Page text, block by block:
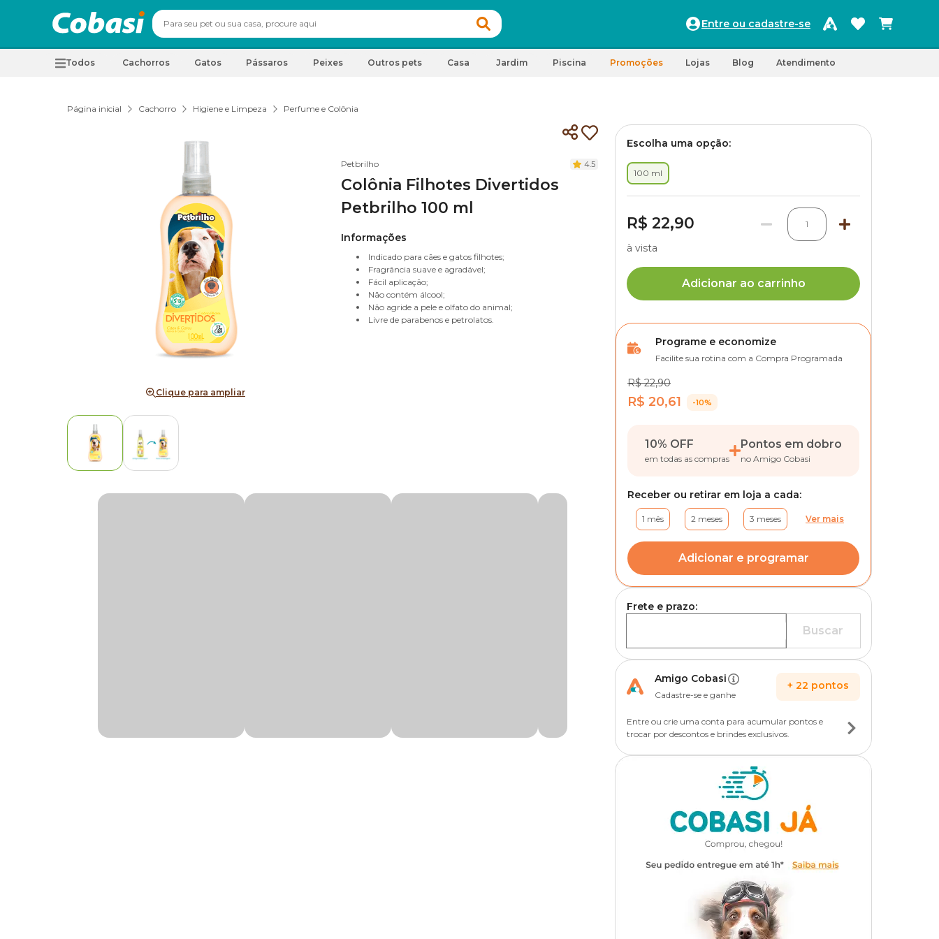
Entre ou cadastre-se
Todos Cachorros Gatos Pássaros Peixes Outros pets Casa Jardim Piscina Promoções Lojas Blog Atendimento
Página inicial Cachorro Higiene e Limpeza Perfume e Colônia
Clique para ampliar
Petbrilho 4.5
Colônia Filhotes Divertidos
Petbrilho 100 ml
Informações
Indicado para cães e gatos filhotes;
Fragrância suave e agradável;
Fácil aplicação;
Não contém álcool;
Não agride a pele e olfato do animal;
Livre de parabenos e petrolatos.
Escolha uma opção:
100 ml
R$ 22,90 1
à vista
Adicionar ao carrinho
Programe e economize
Facilite sua rotina com a Compra Programada
R$ 22,90
R$ 20,61 -10%
10% OFF
em todas as compras
Pontos em dobro
no Amigo Cobasi
Receber ou retirar em loja a cada:
1 mês 2 meses 3 meses Ver mais
Adicionar e programar
Frete e prazo:
Buscar
Amigo Cobasi
Cadastre-se e ganhe
+ 22 pontos
Entre ou crie uma conta para acumular pontos e
trocar por descontos e brindes exclusivos.